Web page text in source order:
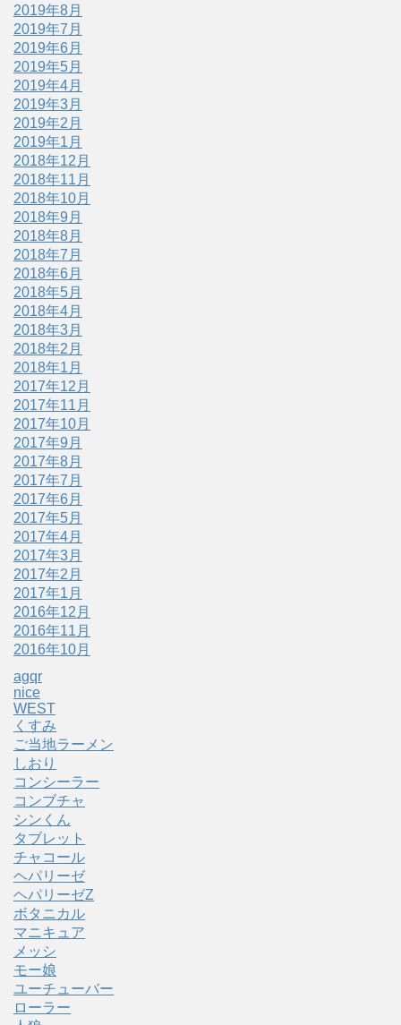
2019年8月
2019年7月
2019年6月
2019年5月
2019年4月
2019年3月
2019年2月
2019年1月
2018年12月
2018年11月
2018年10月
2018年9月
2018年8月
2018年7月
2018年6月
2018年5月
2018年4月
2018年3月
2018年2月
2018年1月
2017年12月
2017年11月
2017年10月
2017年9月
2017年8月
2017年7月
2017年6月
2017年5月
2017年4月
2017年3月
2017年2月
2017年1月
2016年12月
2016年11月
2016年10月
agqr
nice
WEST
くすみ
ご当地ラーメン
しおり
コンシーラー
コンブチャ
シンくん
タブレット
チャコール
ヘパリーゼ
ヘパリーゼZ
ボタニカル
マニキュア
メッシ
モー娘
ユーチューバー
ローラー